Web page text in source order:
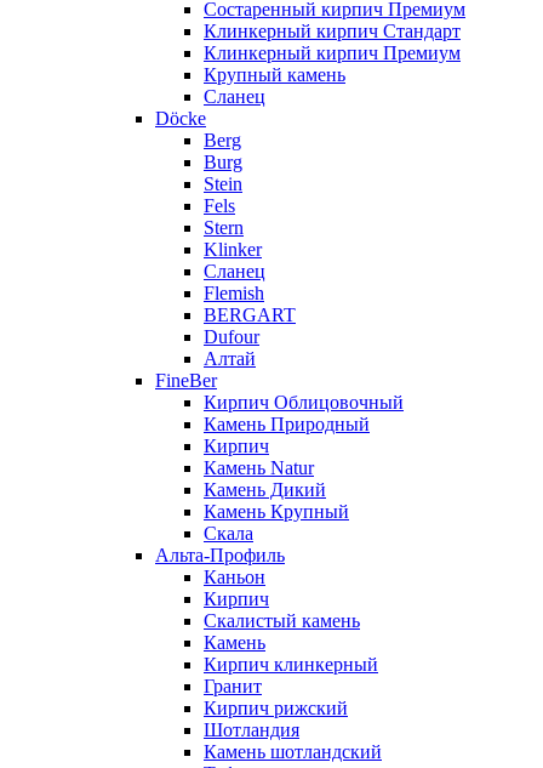
Состаренный кирпич Премиум
Клинкерный кирпич Стандарт
Клинкерный кирпич Премиум
Крупный камень
Сланец
Döcke
Berg
Burg
Stein
Fels
Stern
Klinker
Сланец
Flemish
BERGART
Dufour
Алтай
FineBer
Кирпич Облицовочный
Камень Природный
Кирпич
Камень Natur
Камень Дикий
Камень Крупный
Скала
Альта-Профиль
Каньон
Кирпич
Скалистый камень
Камень
Кирпич клинкерный
Гранит
Кирпич рижский
Шотландия
Камень шотландский